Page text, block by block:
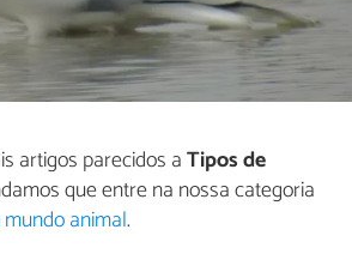
artigos parecidos aTipos de
que entre na nossa categoria
animal.